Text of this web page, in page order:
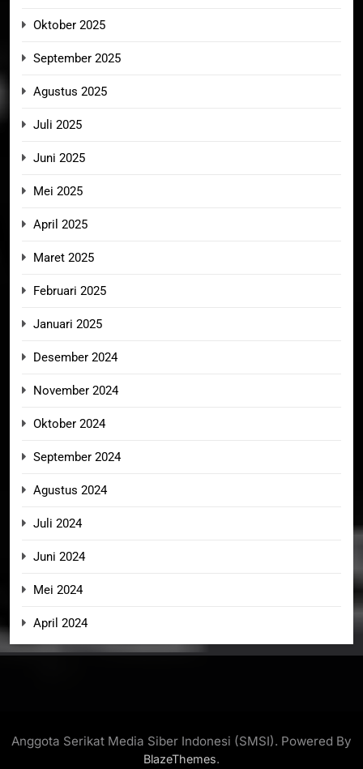
Oktober 2025
September 2025
Agustus 2025
Juli 2025
Juni 2025
Mei 2025
April 2025
Maret 2025
Februari 2025
Januari 2025
Desember 2024
November 2024
Oktober 2024
September 2024
Agustus 2024
Juli 2024
Juni 2024
Mei 2024
April 2024
Anggota Serikat Media Siber Indonesi (SMSI). Powered By
BlazeThemes.